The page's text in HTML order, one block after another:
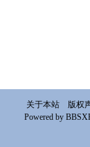
关于本站 版权
Powered by